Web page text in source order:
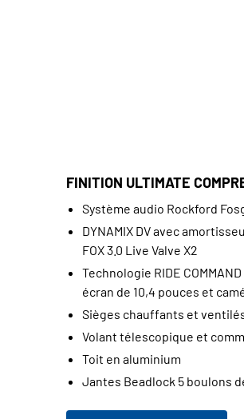
FINITION ULTIMATE
Système audio Rockford
DYNAMIX DV avec
FOX 3.0 Live Valve X2
Technologie RIDE
écran de 10,4 pouces et
Sièges chauffants et
Volant télescopique et
Toit en aluminium
Jantes Beadlock 5 boulons